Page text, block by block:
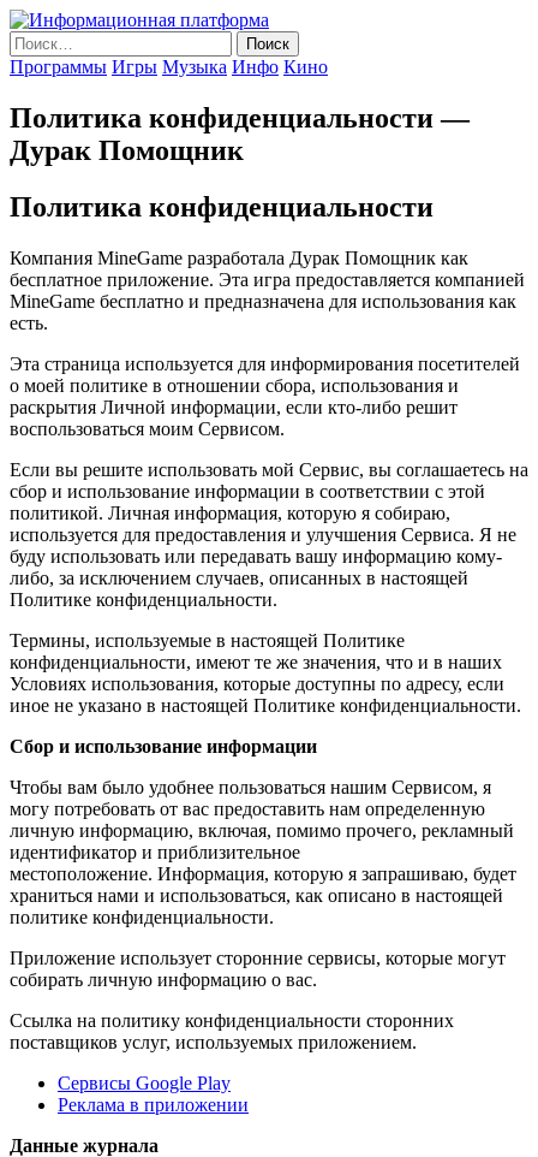
Skip
to
the
content
Найти:
Программы Игры Музыка Инфо Кино
Политика конфиденциальности —
Дурак Помощник
Политика конфиденциальности
Компания MineGame разработала Дурак Помощник как
бесплатное приложение. Эта игра предоставляется компанией
MineGame бесплатно и предназначена для использования как
есть.
Эта страница используется для информирования посетителей
о моей политике в отношении сбора, использования и
раскрытия Личной информации, если кто-либо решит
воспользоваться моим Сервисом.
Если вы решите использовать мой Сервис, вы соглашаетесь на
сбор и использование информации в соответствии с этой
политикой. Личная информация, которую я собираю,
используется для предоставления и улучшения Сервиса. Я не
буду использовать или передавать вашу информацию кому-
либо, за исключением случаев, описанных в настоящей
Политике конфиденциальности.
Термины, используемые в настоящей Политике
конфиденциальности, имеют те же значения, что и в наших
Условиях использования, которые доступны по адресу, если
иное не указано в настоящей Политике конфиденциальности.
Сбор и использование информации
Чтобы вам было удобнее пользоваться нашим Сервисом, я
могу потребовать от вас предоставить нам определенную
личную информацию, включая, помимо прочего, рекламный
идентификатор и приблизительное
местоположение. Информация, которую я запрашиваю, будет
храниться нами и использоваться, как описано в настоящей
политике конфиденциальности.
Приложение использует сторонние сервисы, которые могут
собирать личную информацию о вас.
Ссылка на политику конфиденциальности сторонних
поставщиков услуг, используемых приложением.
Сервисы Google Play
Реклама в приложении
Данные журнала